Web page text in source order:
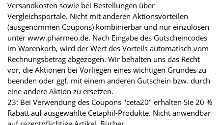
Versandkosten sowie bei Bestellungen über
Vergleichsportale. Nicht mit anderen Aktionsvorteilen
(ausgenommen Coupons) kombinierbar und nur einzulösen
unter www.pharmeo.de. Nach Eingabe des Gutscheincodes
im Warenkorb, wird der Wert des Vorteils automatisch vom
Rechnungsbetrag abgezogen. Wir behalten uns das Recht
vor, die Aktionen bei Vorliegen eines wichtigen Grundes zu
beenden oder ggf. mit einem anderen Gutschein bzw. durch
eine andere Aktion zu ersetzen.
23: Bei Verwendung des Coupons "ceta20" erhalten Sie 20 %
Rabatt auf ausgewählte Cetaphil-Produkte. Nicht anwendbar